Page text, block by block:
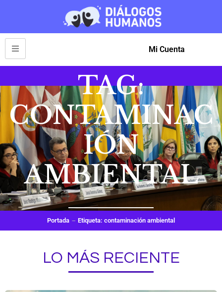
Mi Cuenta
TAG:
CONTAMINAC
IÓN
AMBIENTAL
Portada Etiqueta: contaminación ambiental
LO MÁS RECIENTE